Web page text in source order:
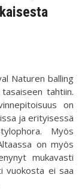
Naturen balling
tahtiin.
on
ja erityisessä
Myös
on myös
mukavasti
vuokosta ei saa